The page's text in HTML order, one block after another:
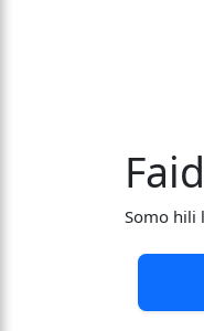
Somo hili